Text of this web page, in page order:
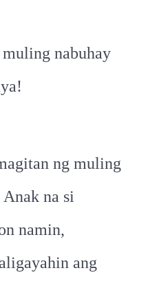
nabuhay
ng muling
na si
namin,
ang